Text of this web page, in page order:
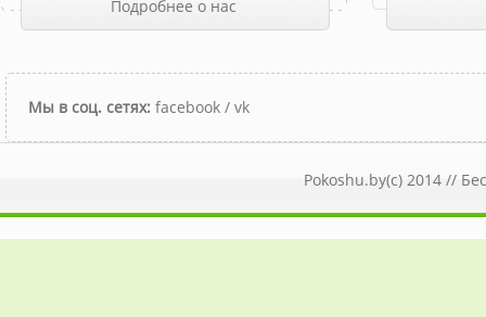
Подробнее о нас
Мы в соц. сетях: facebook / vk
Pokoshu.by(c) 2014 //